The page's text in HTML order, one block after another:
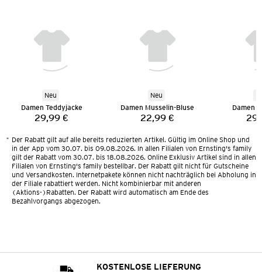
Neu
Damen Teddyjacke
Preis:
29,99 €
Neu
Damen Musselin-Bluse
Preis:
22,99 €
Damen
* Der Rabatt gilt auf alle bereits reduzierten Artikel. Gültig im Online Shop und
in der App vom 30.07. bis 09.08.2026. In allen Filialen von Ernsting's family
gilt der Rabatt vom 30.07. bis 18.08.2026. Online Exklusiv Artikel sind in allen
Filialen von Ernsting's family bestellbar. Der Rabatt gilt nicht für Gutscheine
und Versandkosten. Internetpakete können nicht nachträglich bei Abholung in
der Filiale rabattiert werden. Nicht kombinierbar mit anderen
(Aktions-)Rabatten. Der Rabatt wird automatisch am Ende des
Bezahlvorgangs abgezogen.
KOSTENLOSE LIEFERUNG